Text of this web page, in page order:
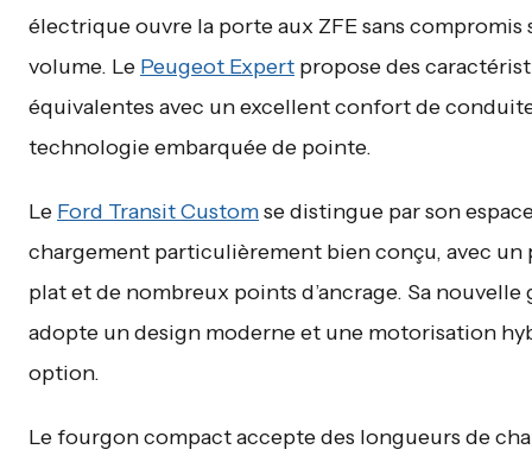
électrique ouvre la porte aux ZFE sans compromis
volume. Le Peugeot Expert propose des
équivalentes avec un excellent confort de
technologie embarquée de pointe.
Le Ford Transit Customse distingue par son
chargement particulièrement bien conçu, avec un
plat et de nombreux points d’ancrage. Sa
adopte un design moderne et une motorisation
option.
Le fourgon compact accepte des longueurs de